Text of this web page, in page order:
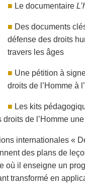
■ Le documentaire
■ Des documents
défense des droits
travers les âges
■ Une pétition à
droits de l’Homme à
■ Les kits
droits de l’Homme
internationales «
des plans de
où il enseigne un
transformé en